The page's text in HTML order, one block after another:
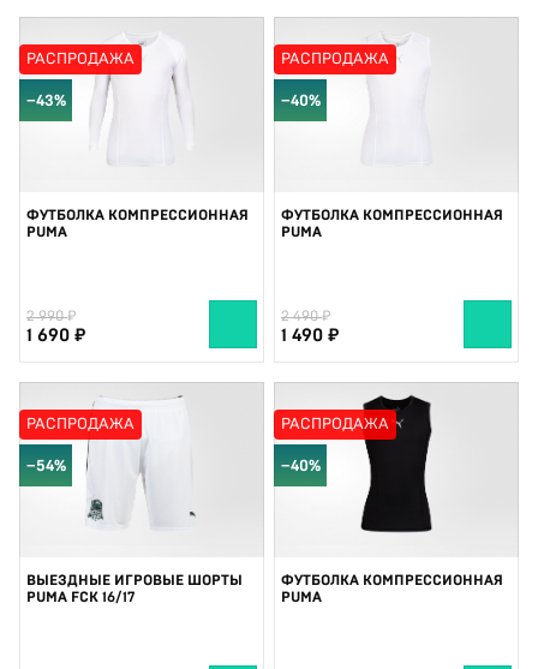
РАСПРОДАЖА
−43%
ФУТБОЛКА КОМПРЕССИОННАЯ
PUMA
2 990
1 690
РАСПРОДАЖА
−40%
ФУТБОЛКА КОМПРЕССИОННАЯ
PUMA
2 490
1 490
РАСПРОДАЖА
−54%
ВЫЕЗДНЫЕ ИГРОВЫЕ ШОРТЫ
PUMA FCK 16/17
РАСПРОДАЖА
−40%
ФУТБОЛКА КОМПРЕССИОННАЯ
PUMA